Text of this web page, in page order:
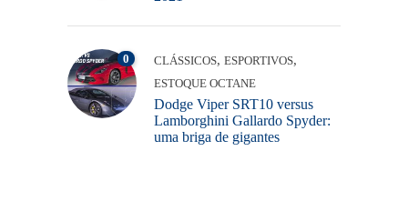
0 CLÁSSICOS, ESPORTIVOS,
ESTOQUE OCTANE
Dodge Viper SRT10 versus
Lamborghini Gallardo Spyder:
uma briga de gigantes